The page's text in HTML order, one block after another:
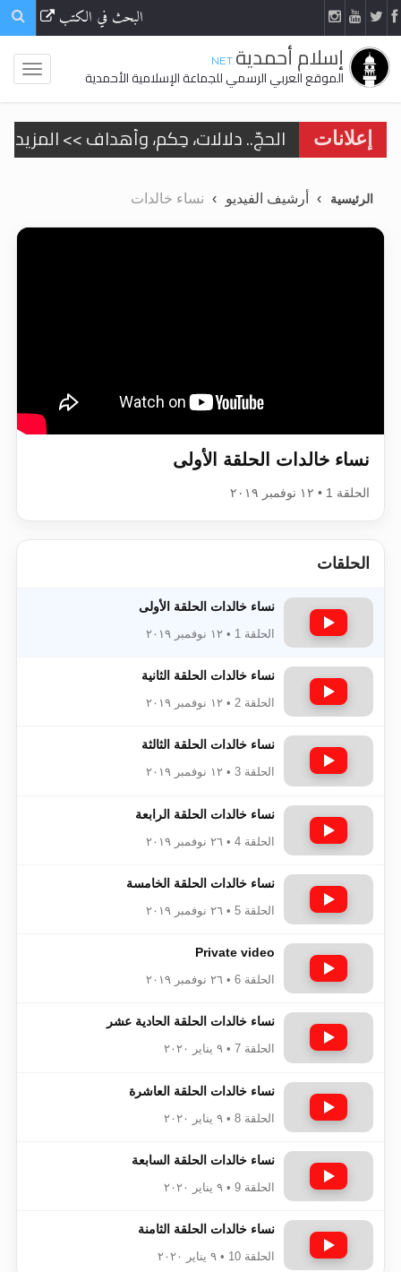
البحث في الكتب
إسلام أحمدية.NET
الموقع العربي الرسمي للجماعة الإسلامية الأحمدية
إعلانات
الحجّ.. دلالات، حِكم، وأهداف >> المزيد
اقرأ هذا المقال في أهمية عيد
اقرأ هذا الكتاب وتعرّف على حقيقة
الرئيسية أرشيف الفيديو نساء خالدات
نساء خالدات الحلقة الأولى
الحلقة 1 • ١٢ نوفمبر ٢٠١٩
الحلقات
نساء خالدات الحلقة الأولى
الحلقة 1 • ١٢ نوفمبر ٢٠١٩
نساء خالدات الحلقة الثانية
الحلقة 2 • ١٢ نوفمبر ٢٠١٩
نساء خالدات الحلقة الثالثة
الحلقة 3 • ١٢ نوفمبر ٢٠١٩
نساء خالدات الحلقة الرابعة
الحلقة 4 • ٢٦ نوفمبر ٢٠١٩
نساء خالدات الحلقة الخامسة
الحلقة 5 • ٢٦ نوفمبر ٢٠١٩
Private video
الحلقة 6 • ٢٦ نوفمبر ٢٠١٩
نساء خالدات الحلقة الحادية عشر
الحلقة 7 • ٩ يناير ٢٠٢٠
نساء خالدات الحلقة العاشرة
الحلقة 8 • ٩ يناير ٢٠٢٠
نساء خالدات الحلقة السابعة
الحلقة 9 • ٩ يناير ٢٠٢٠
نساء خالدات الحلقة الثامنة
الحلقة 10 • ٩ يناير ٢٠٢٠